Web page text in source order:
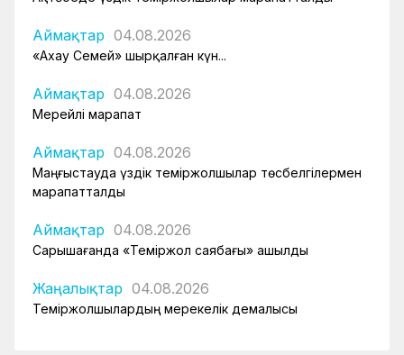
Аймақтар 04.08.2026
«Ахау Семей» шырқалған күн...
Аймақтар 04.08.2026
Мерейлі марапат
Аймақтар 04.08.2026
Маңғыстауда үздік теміржолшылар төсбелгілермен
марапатталды
Аймақтар 04.08.2026
Сарышағанда «Теміржол саябағы» ашылды
Жаңалықтар 04.08.2026
Теміржолшылардың мерекелік демалысы